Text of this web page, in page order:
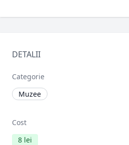
DETALII
Categorie
Muzee
Cost
8 lei